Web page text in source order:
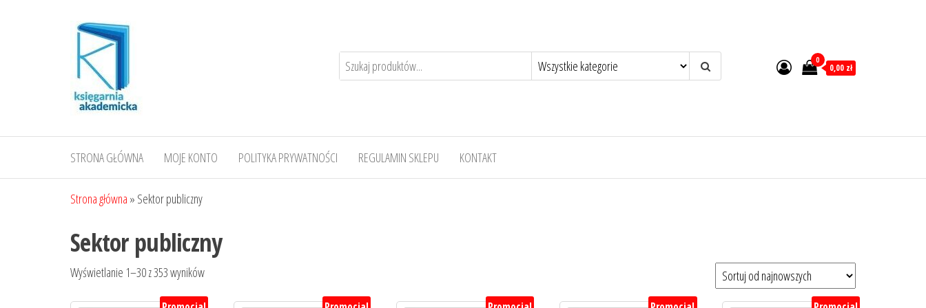
0
0,00 zł
STRONA GŁÓWNA MOJE KONTO POLITYKA PRYWATNOŚCI REGULAMIN SKLEPU KONTAKT
Strona główna » Sektor publiczny
Sektor publiczny
Wyświetlanie 1–30 z 353 wynikówPosortowane